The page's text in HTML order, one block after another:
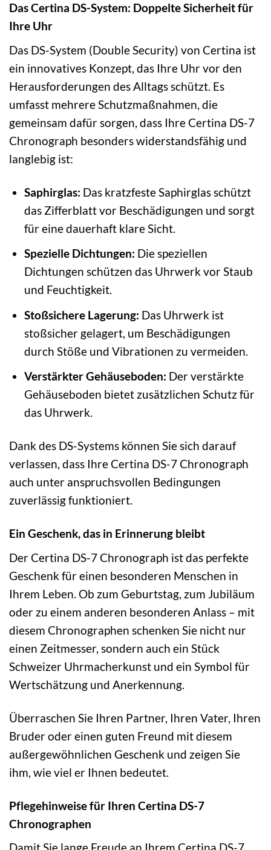
Das Certina DS-System: Doppelte Sicherheit für
Ihre Uhr
Das DS-System (Double Security) von Certina ist
ein innovatives Konzept, das Ihre Uhr vor den
Herausforderungen des Alltags schützt. Es
umfasst mehrere Schutzmaßnahmen, die
gemeinsam dafür sorgen, dass Ihre Certina DS-7
Chronograph besonders widerstandsfähig und
langlebig ist:
Saphirglas: Das kratzfeste Saphirglas schützt
das Zifferblatt vor Beschädigungen und sorgt
für eine dauerhaft klare Sicht.
Spezielle Dichtungen: Die speziellen
Dichtungen schützen das Uhrwerk vor Staub
und Feuchtigkeit.
Stoßsichere Lagerung: Das Uhrwerk ist
stoßsicher gelagert, um Beschädigungen
durch Stöße und Vibrationen zu vermeiden.
Verstärkter Gehäuseboden: Der verstärkte
Gehäuseboden bietet zusätzlichen Schutz für
das Uhrwerk.
Dank des DS-Systems können Sie sich darauf
verlassen, dass Ihre Certina DS-7 Chronograph
auch unter anspruchsvollen Bedingungen
zuverlässig funktioniert.
Ein Geschenk, das in Erinnerung bleibt
Der Certina DS-7 Chronograph ist das perfekte
Geschenk für einen besonderen Menschen in
Ihrem Leben. Ob zum Geburtstag, zum Jubiläum
oder zu einem anderen besonderen Anlass – mit
diesem Chronographen schenken Sie nicht nur
einen Zeitmesser, sondern auch ein Stück
Schweizer Uhrmacherkunst und ein Symbol für
Wertschätzung und Anerkennung.
Überraschen Sie Ihren Partner, Ihren Vater, Ihren
Bruder oder einen guten Freund mit diesem
außergewöhnlichen Geschenk und zeigen Sie
ihm, wie viel er Ihnen bedeutet.
Pflegehinweise für Ihren Certina DS-7
Chronographen